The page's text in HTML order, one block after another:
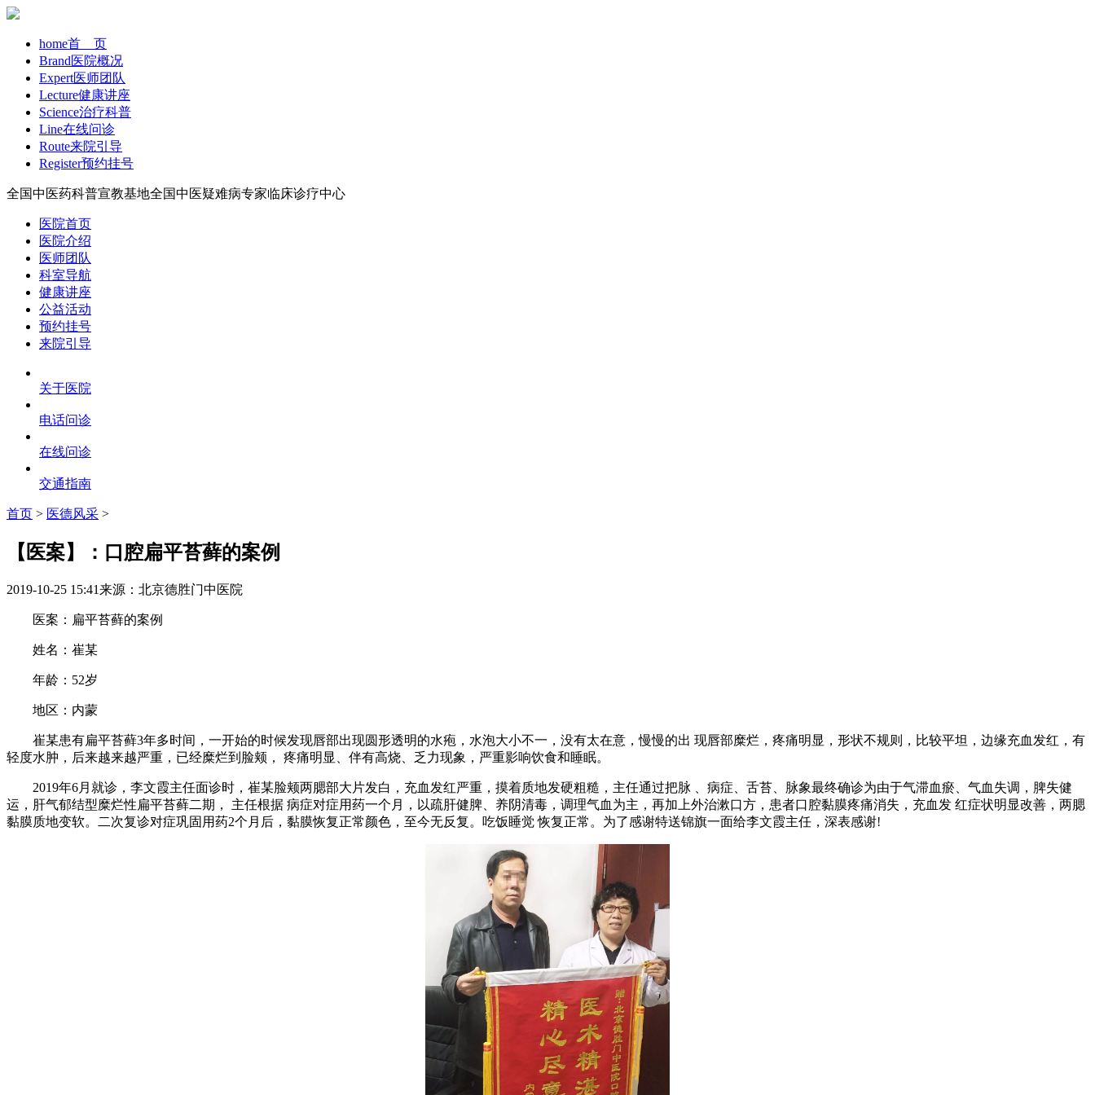
home首 页
Brand医院概况
Expert医师团队
Lecture健康讲座
Science治疗科普
Line在线问诊
Route来院引导
Register预约挂号
全国中医药科普宣教基地全国中医疑难病专家临床诊疗中心
医院首页
医院介绍
医师团队
科室导航
健康讲座
公益活动
预约挂号
来院引导
关于医院
电话问诊
在线问诊
交通指南
首页 > 医德风采 >
【医案】：口腔扁平苔藓的案例
2019-10-25 15:41来源：北京德胜门中医院
医案：扁平苔藓的案例
姓名：崔某
年龄：52岁
地区：内蒙
崔某患有扁平苔藓3年多时间，一开始的时候发现唇部出现圆形透明的水疱，水泡大小不一，没有太在意，慢慢的出 现唇部糜烂，疼痛明显，形状不规则，比较平坦，边缘充血发红，有
轻度水肿，后来越来越严重，已经糜烂到脸颊， 疼痛明显、伴有高烧、乏力现象，严重影响饮食和睡眠。
2019年6月就诊，李文霞主任面诊时，崔某脸颊两腮部大片发白，充血发红严重，摸着质地发硬粗糙，主任通过把脉 、病症、舌苔、脉象最终确诊为由于气滞血瘀、气血失调，脾失健
运，肝气郁结型糜烂性扁平苔藓二期， 主任根据 病症对症用药一个月，以疏肝健脾、养阴清毒，调理气血为主，再加上外治漱口方，患者口腔黏膜疼痛消失，充血发 红症状明显改善，两腮
黏膜质地变软。二次复诊对症巩固用药2个月后，黏膜恢复正常颜色，至今无反复。吃饭睡觉 恢复正常。为了感谢特送锦旗一面给李文霞主任，深表感谢!